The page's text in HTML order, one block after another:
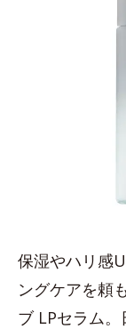
保湿やハリ感
ングケアを頼
ブ LPセラム